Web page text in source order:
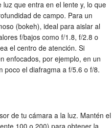
que entra en el lente y, lo que
de campo. Para un
(bokeh), ideal para aislar al
f/bajos como f/1.8, f/2.8 o
el centro de atención. Si
enfocados, por ejemplo, en un
poco el diafragma a f/5.6 o f/8.
de tu cámara a la luz. Mantén el
100 o 200) para obtener la